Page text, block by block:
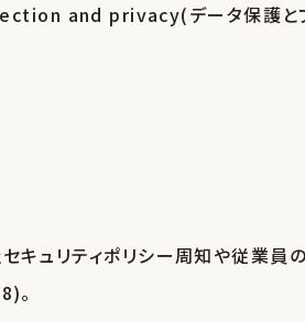
and privacy(データ保護と
キュリティポリシー周知や従業員の
。